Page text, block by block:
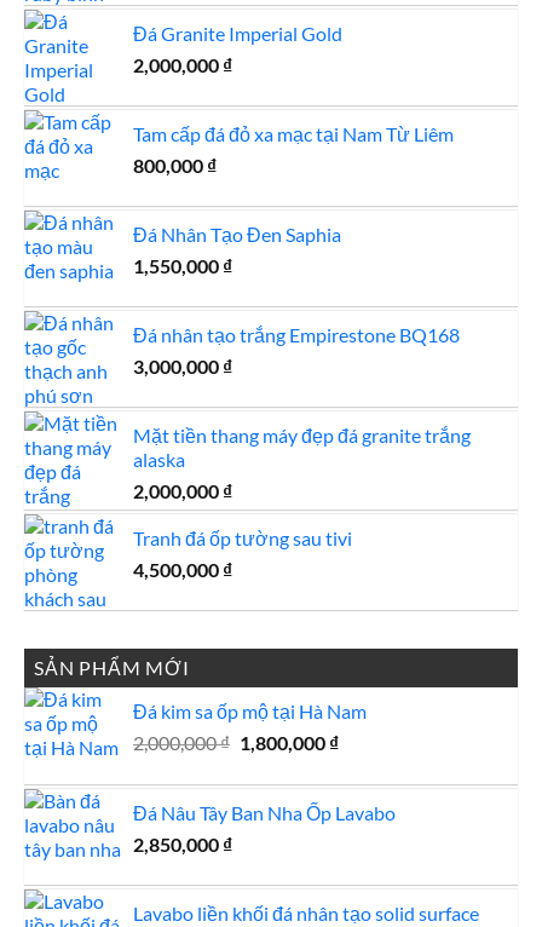
là:
1,550,000 ₫.
tại
là:
Đá Granite Imperial Gold
2,000,000 ₫
Tam cấp đá đỏ xa mạc tại Nam Từ Liêm
800,000 ₫
Đá Nhân Tạo Đen Saphia
1,550,000 ₫
Đá nhân tạo trắng Empirestone BQ168
3,000,000 ₫
Mặt tiền thang máy đẹp đá granite trắng
alaska
2,000,000 ₫
Tranh đá ốp tường sau tivi
4,500,000 ₫
SẢN PHẨM MỚI
Đá kim sa ốp mộ tại Hà Nam
2,000,000₫ Giá
là:
2,000,000 ₫.
1,800,000 ₫Giá
tại
là:
Đá Nâu Tây Ban Nha Ốp Lavabo
2,850,000 ₫
Lavabo liền khối đá nhân tạo solid surface